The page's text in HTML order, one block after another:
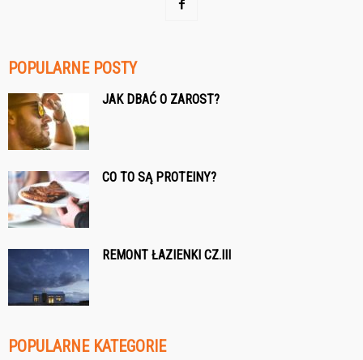
POPULARNE POSTY
JAK DBAĆ O ZAROST?
CO TO SĄ PROTEINY?
REMONT ŁAZIENKI CZ.III
POPULARNE KATEGORIE